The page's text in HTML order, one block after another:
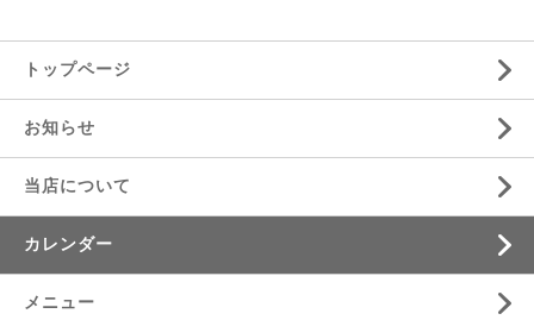
トップページ
お知らせ
当店について
カレンダー
メニュー